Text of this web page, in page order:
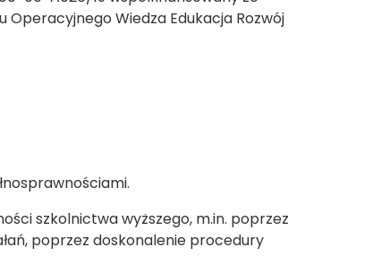
Operacyjnego Wiedza Edukacja Rozwój
szkolnictwa wyższego, m.in. poprzez
poprzez doskonalenie procedury